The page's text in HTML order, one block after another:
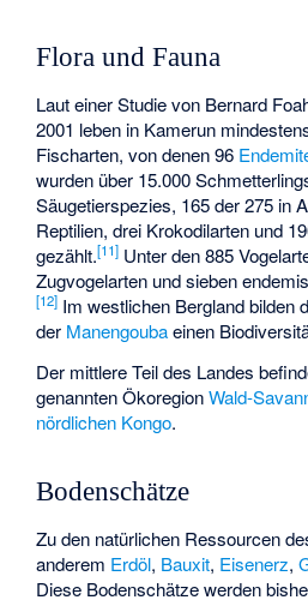
Flora und Fauna
Laut einer Studie von Bernard
2001 leben in Kamerun
Fischarten, von denen 96
wurden über 15.000
Säugetierspezies, 165 der 275 in
Reptilien, drei Krokodilarten und
gezählt.[11] Unter den 885
Zugvogelarten und sieben
[12] Im westlichen Bergland bilden
der Manengoubaeinen
Der mittlere Teil des Landes
genannten ÖkoregionWald-
nördlichen Kongo.
Bodenschätze
Zu den natürlichen Ressourcen
anderem Erdöl, Bauxit, Eisenerz,
Diese Bodenschätze werden